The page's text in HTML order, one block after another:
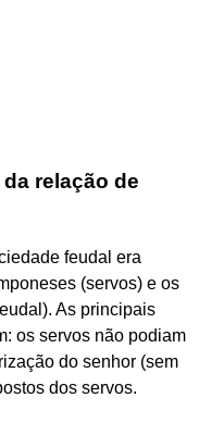
relação de
feudal era
(servos) e os
As principais
os servos não podiam
do senhor (sem
dos servos.